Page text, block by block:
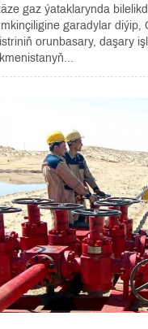
gaz ýataklarynda
garadylar diýip,
orunbasary, daşary